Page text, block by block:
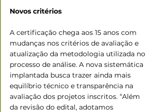
Novos critérios
A certificação chega aos 15 anos com
mudanças nos critérios de avaliação e
atualização da metodologia utilizada no
processo de análise. A nova sistemática
implantada busca trazer ainda mais
equilíbrio técnico e transparência na
avaliação dos projetos inscritos. “Além
da revisão do edital, adotamos